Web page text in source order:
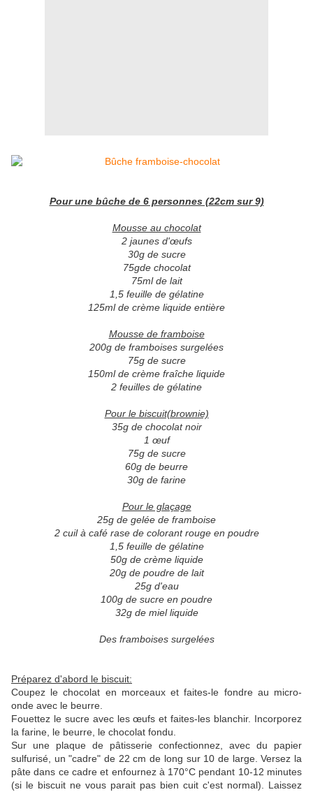
Pour une bûche de 6 personnes (22cm sur 9)
Mousse au chocolat
2 jaunes d'œufs
30g de sucre
75gde chocolat
75ml de lait
1,5 feuille de gélatine
125ml de crème liquide entière
Mousse de framboise
200g de framboises surgelées
75g de sucre
150ml de crème fraîche liquide
2 feuilles de gélatine
Pour le biscuit(brownie)
35g de chocolat noir
1 œuf
75g de sucre
60g de beurre
30g de farine
Pour le glaçage
25g de gelée de framboise
2 cuil à café rase de colorant rouge en poudre
1,5 feuille de gélatine
50g de crème liquide
20g de poudre de lait
25g d'eau
100g de sucre en poudre
32g de miel liquide
Des framboises surgelées
Préparez d'abord le biscuit:
Coupez le chocolat en morceaux et faites-le fondre au micro-
onde avec le beurre.
Fouettez le sucre avec les œufs et faites-les blanchir. Incorporez
la farine, le beurre, le chocolat fondu.
Sur une plaque de pâtisserie confectionnez, avec du papier
sulfurisé, un "cadre" de 22 cm de long sur 10 de large. Versez la
pâte dans ce cadre et enfournez à 170°C pendant 10-12 minutes
(si le biscuit ne vous parait pas bien cuit c'est normal). Laissez